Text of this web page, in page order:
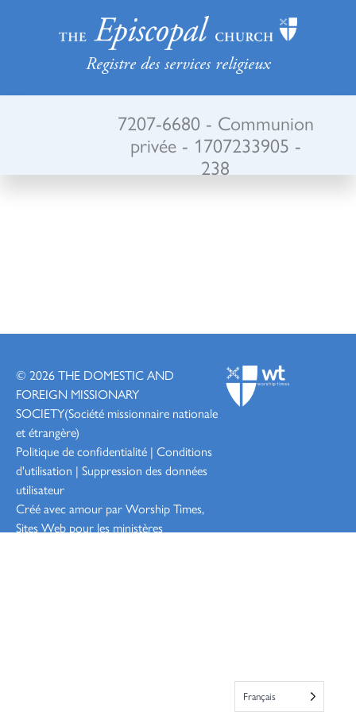
Registre des services religieux
7207-6680 - Communion
privée - 1707233905 -
238
© 2026THE DOMESTIC AND
FOREIGN MISSIONARY
SOCIETY(Société missionnaire nationale
et étrangère)
Politique de confidentialité | Conditions
d'utilisation | Suppression des données
utilisateur
Créé avec amour par WorshipTimes,
Sites Web pour les ministères
Français